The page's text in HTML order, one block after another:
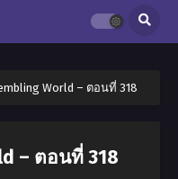
World – ตอนที่ 318
– ตอนที่ 318